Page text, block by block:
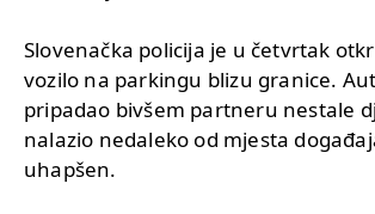
Slovenačka policija je u četvrtak
vozilo na parkingu blizu granice.
pripadao bivšem partneru nestale
nalazio nedaleko od mjesta
uhapšen.